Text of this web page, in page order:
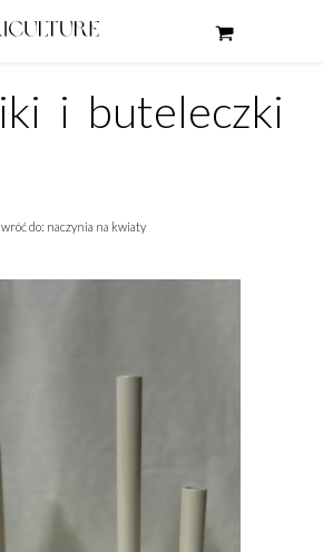
wróć do: naczynia na kwiaty
i buteleczki